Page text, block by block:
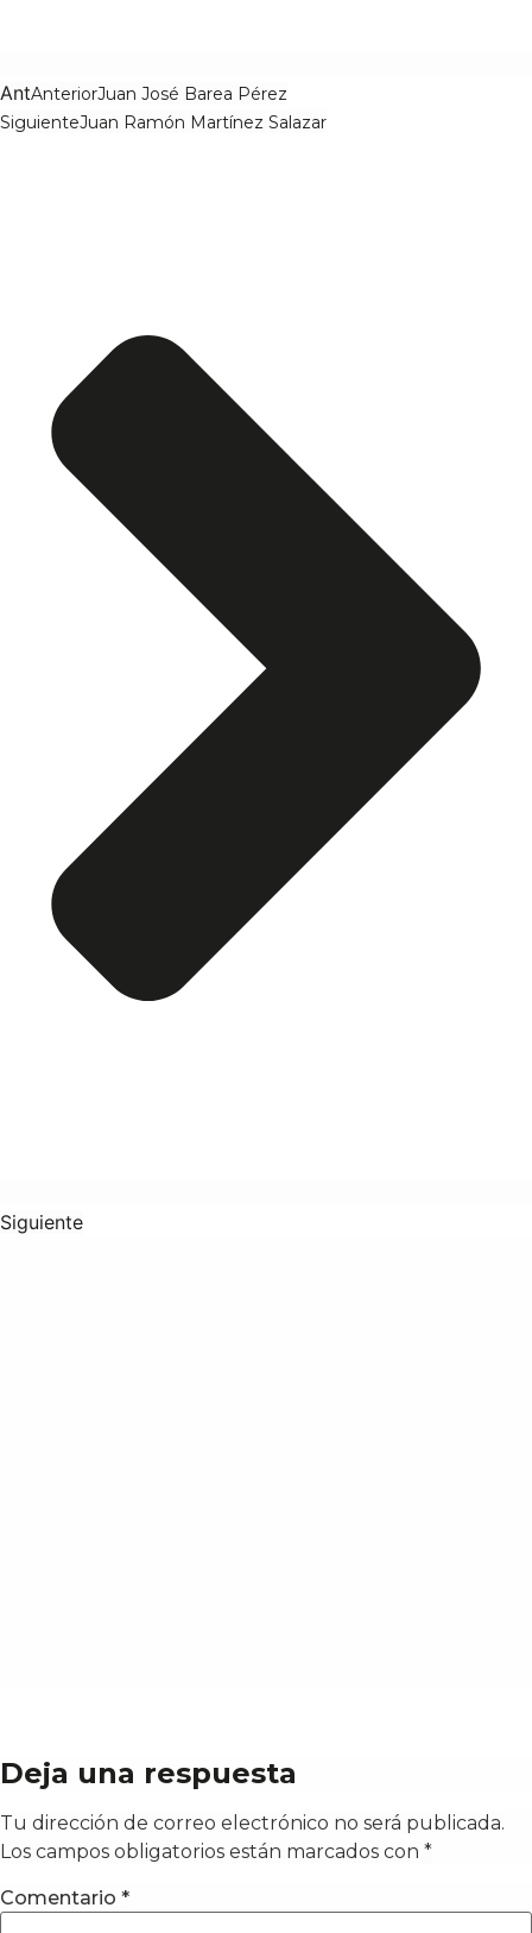
AntAnteriorJuan José Barea Pérez
SiguienteJuan Ramón Martínez Salazar
Siguiente
Deja una respuesta
Tu dirección de correo electrónico no será publicada.
Los campos obligatorios están marcados con *
Comentario *